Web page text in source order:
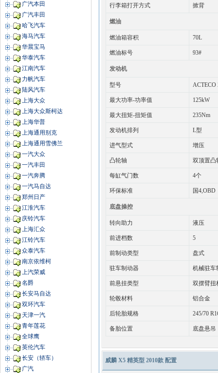
行李箱打开方式 掀背
燃油
燃油箱容积 70L
燃油标号 93#
发动机
型号 ACTECO
最大功率-功率值 125kW
最大扭矩-扭矩值 235Nm
发动机排列 L型
进气型式 增压
凸轮轴 双顶置凸
每缸气门数 4个
环保标准 国4,OBD
底盘操控
转向助力 液压
前进档数 5
前制动类型 盘式
驻车制动器 机械驻车
前悬挂类型 双摆臂扭
轮毂材料 铝合金
后轮胎规格 245/70
备胎位置 底盘悬吊
威麟 X5 精英型 2010款 配置
广汽本田
广汽丰田
哈飞汽车
海马汽车
华晨宝马
华泰汽车
江南汽车
力帆汽车
陆风汽车
上海大众
上海大众斯柯达
上海华普
上海通用别克
上海通用雪佛兰
一汽大众
一汽丰田
一汽奔腾
一汽马自达
郑州日产
江淮汽车
庆铃汽车
上海汇众
江铃汽车
众泰汽车
南京依维柯
上汽荣威
名爵
长安马自达
双环汽车
天津一汽
青年莲花
全球鹰
英伦汽车
长安（轿车）
广汽